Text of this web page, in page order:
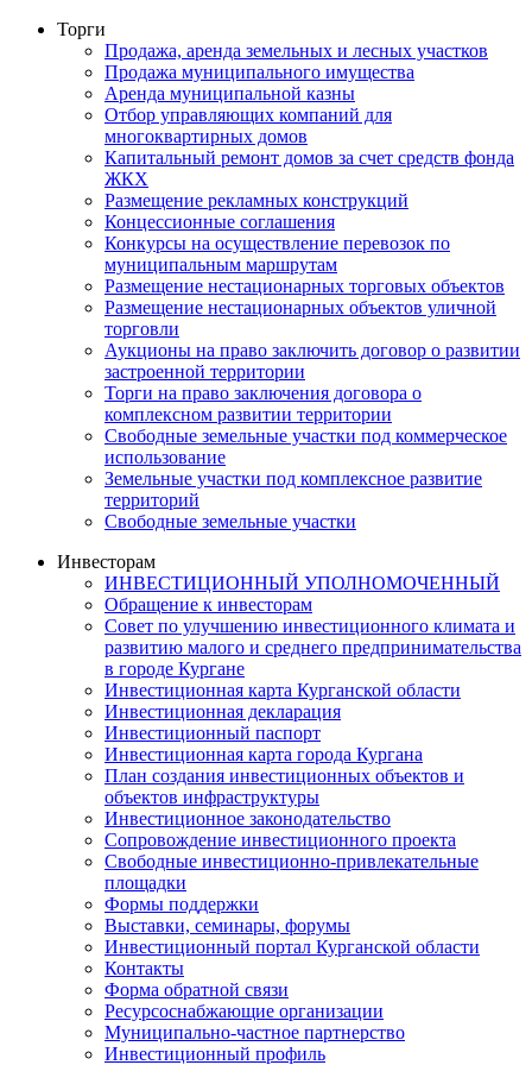
Торги
Продажа, аренда земельных и лесных участков
Продажа муниципального имущества
Аренда муниципальной казны
Отбор управляющих компаний для
многоквартирных домов
Капитальный ремонт домов за счет средств фонда
ЖКХ
Размещение рекламных конструкций
Концессионные соглашения
Конкурсы на осуществление перевозок по
муниципальным маршрутам
Размещение нестационарных торговых объектов
Размещение нестационарных объектов уличной
торговли
Аукционы на право заключить договор о развитии
застроенной территории
Торги на право заключения договора о
комплексном развитии территории
Свободные земельные участки под коммерческое
использование
Земельные участки под комплексное развитие
территорий
Свободные земельные участки
Инвесторам
ИНВЕСТИЦИОННЫЙ УПОЛНОМОЧЕННЫЙ
Обращение к инвесторам
Совет по улучшению инвестиционного климата и
развитию малого и среднего предпринимательства
в городе Кургане
Инвестиционная карта Курганской области
Инвестиционная декларация
Инвестиционный паспорт
Инвестиционная карта города Кургана
План создания инвестиционных объектов и
объектов инфраструктуры
Инвестиционное законодательство
Сопровождение инвестиционного проекта
Свободные инвестиционно-привлекательные
площадки
Формы поддержки
Выставки, семинары, форумы
Инвестиционный портал Курганской области
Контакты
Форма обратной связи
Ресурсоснабжающие организации
Муниципально-частное партнерство
Инвестиционный профиль